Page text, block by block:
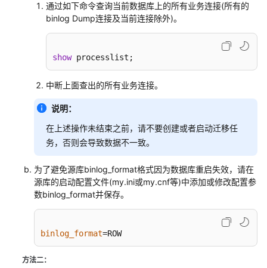
常
品
咨
通过如下命令查询当前数据库上的所有业务连接(所有的
binlog Dump连接及当前连接除外)。
show processlist;
中断上面查出的所有业务连接。
说明：
在上述操作未结束之前，请不要创建或者启动迁移任
务，否则会导致数据不一致。
为了避免源库binlog_format格式因为数据库重启失效，请在
源库的启动配置文件(my.ini或my.cnf等)中添加或修改配置参
数binlog_format并保存。
binlog_format=ROW
方法二：